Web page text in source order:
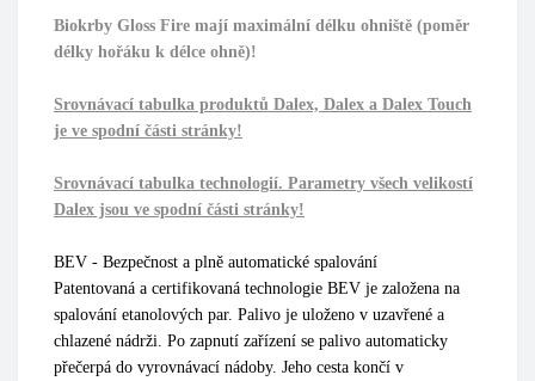
Biokrby Gloss Fire mají maximální délku ohniště (poměr
délky hořáku k délce ohně)!
Srovnávací tabulka produktů Dalex, Dalex a Dalex Touch
je ve spodní části stránky!
Srovnávací tabulka technologií. Parametry všech velikostí
Dalex jsou ve spodní části stránky!
BEV - Bezpečnost a plně automatické spalování
Patentovaná a certifikovaná technologie BEV je založena na
spalování etanolových par. Palivo je uloženo v uzavřené a
chlazené nádrži. Po zapnutí zařízení se palivo automaticky
přečerpá do vyrovnávací nádoby. Jeho cesta končí v